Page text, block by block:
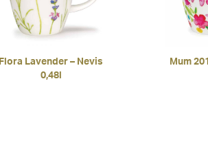
Flora Lavender – Nevis
0,48l
Mum